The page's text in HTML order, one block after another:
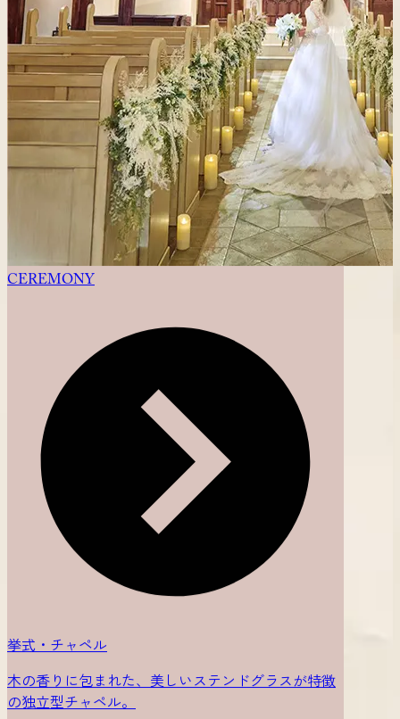
CEREMONY
挙式・チャペル
木の香りに包まれた、美しいステンドグラスが特徴
の独立型チャペル。